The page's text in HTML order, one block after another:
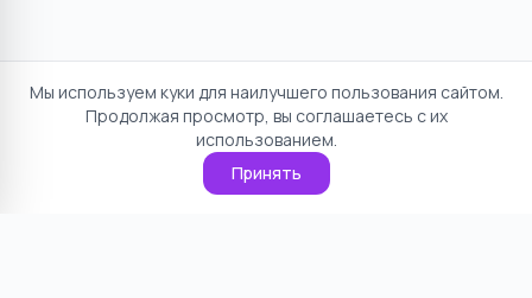
Мы используем куки для наилучшего пользования сайтом.
Продолжая просмотр, вы соглашаетесь с их
использованием.
Принять